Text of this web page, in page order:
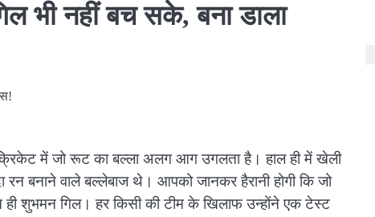
भी नहीं बच सके, बना डाला
में जो रूट का बल्ला अलग आग उगलता है। हाल ही में खेली
बनाने वाले बल्लेबाज थे। आपको जानकर हैरानी होगी कि जो
शुभमन गिल। हर किसी की टीम के खिलाफ उन्होंने एक टेस्ट